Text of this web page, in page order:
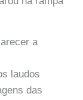
a
laudos
das